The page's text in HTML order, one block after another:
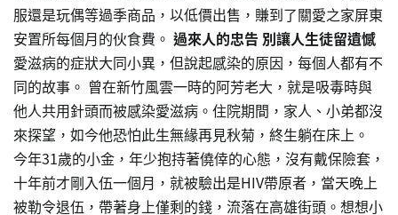
服還是玩偶等過季商品，以低價出售，賺到了關愛之家屏東
安置所每個月的伙食費。 過來人的忠告 別讓人生徒留遺憾
愛滋病的症狀大同小異，但說起感染的原因，每個人都有不
同的故事。 曾在新竹風雲一時的阿芳老大，就是吸毒時與
他人共用針頭而被感染愛滋病。住院期間，家人、小弟都沒
來探望，如今他恐怕此生無緣再見秋菊，終生躺在床上。
今年31歲的小金，年少抱持著僥倖的心態，沒有戴保險套，
十年前才剛入伍一個月，就被驗出是HIV帶原者，當天晚上
被勒令退伍，帶著身上僅剩的錢，流落在高雄街頭。想想小